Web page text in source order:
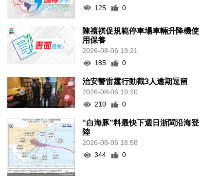
125
0
陳禮祺促規範停車場車輛升降機使
用保養
2026-08-06 19:21
185
0
治安警雷霆行動截3人逾期逗留
2026-08-06 19:20
210
0
“白海豚”料最快下週日浙閩沿海登
陸
2026-08-06 18:58
344
0